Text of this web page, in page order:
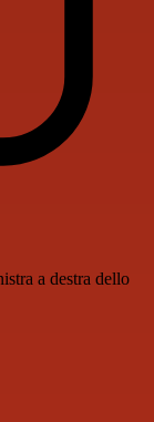
a destra dello